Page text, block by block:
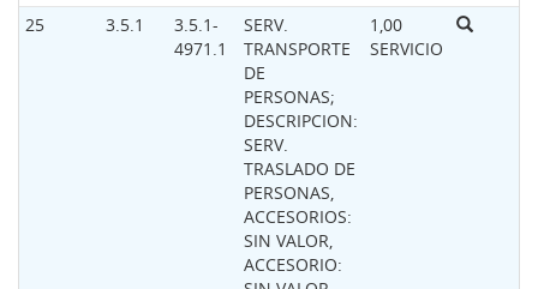
25 3.5.1
3.5.1-
4971.1
SERV.
TRANSPORTE
DE
PERSONAS;
DESCRIPCION:
SERV.
TRASLADO DE
PERSONAS,
ACCESORIOS:
SIN VALOR,
ACCESORIO:
1,00
SERVICIO